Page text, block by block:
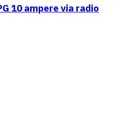
10 ampere via radio